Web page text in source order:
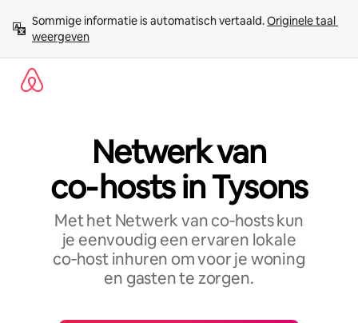
direct
naar
inhoud
Sommige informatie is automatisch vertaald. Originele taal
weergeven
Netwerk van
co‑hosts in Tysons
Met het Netwerk van co‑hosts kun
je eenvoudig een ervaren lokale
co‑host inhuren om voor je woning
en gasten te zorgen.